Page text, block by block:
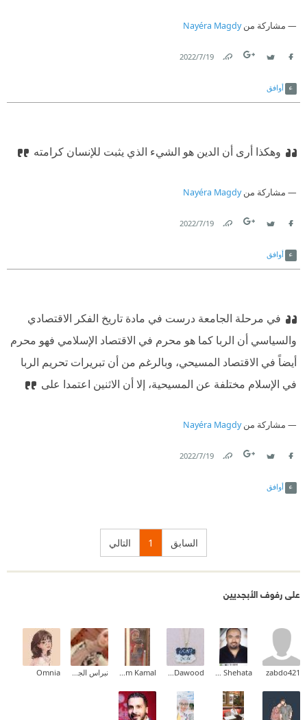
مشاركة منNayéra Magdy
19‏/7‏/2022
أوافق
وهكذا أرى أن الدين هو الشيء الذي يثبت للإنسان كرامته
مشاركة منNayéra Magdy
19‏/7‏/2022
أوافق
‫في مرحلة الجامعة درست في مادة تاريخ الفكر الاقتصادي
والسياسي أن الربا كما هو محرم في الاقتصاد الإسلامي فهو محرم
أيضاً في الاقتصاد المسيحي، وبالرغم من أن تبريرات تحريم الربا
في الإسلام مختلفة عن المسيحية، إلا أن الاثنين اعتمدا على
مشاركة منNayéra Magdy
19‏/7‏/2022
أوافق
السابق 1 التالي
على رفوف الأبجديين
zabdo421
Ahmed Mahmoud Ahmed Shehata
mona Dawood
Maryam Kamal نبراس الجيلاني Omnia